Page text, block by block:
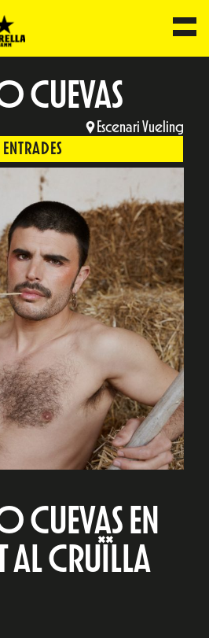
CUEVAS
Escenari Vueling
ENTRADES
CUEVAS EN
AL CRUÏLLA